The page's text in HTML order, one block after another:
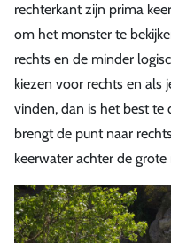
rechterkant zijn prima
om het monster te
rechts en de minder
kiezen voor rechts en
vinden, dan is het best te
brengt de punt naar
keerwater achter de